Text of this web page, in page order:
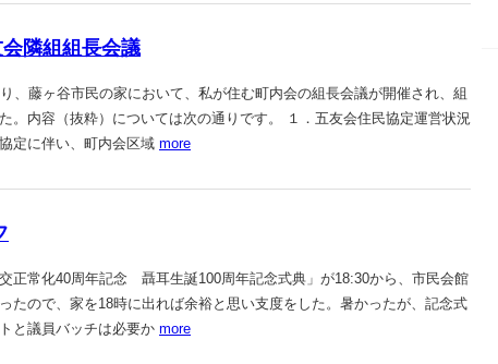
隣組組長会議
藤ヶ谷市民の家において、私が住む町内会の組長会議が開催され、組
。内容（抜粋）については次の通りです。 １．五友会住民協定運営状況
定に伴い、町内会区域 more
正常化40周年記念 聶耳生誕100周年記念式典」が18:30から、市民会館
たので、家を18時に出れば余裕と思い支度をした。暑かったが、記念式
と議員バッチは必要か more